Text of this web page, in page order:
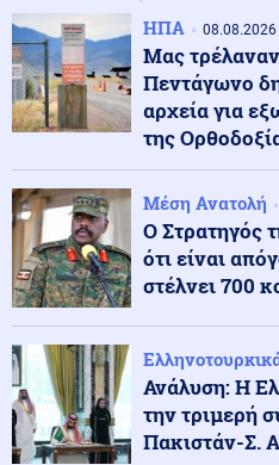
Κόσμος
Μυστήριο στο Ιράν:
δείχνει τον Χαμενεΐ
Κοινωνία 09.08.2026 -
Δεν υπάρχει όριο
Φωτιάδου...Έγινε
κοιμήθηκε με τον
κόρη της
Κοινωνία 09.08.2026 -
(upd) (βίντεο)
Κόσμος 09.08.2026 -
Wall Street Journal: Ο
ΗΠΑ 08.08.2026
Μας
Πεντάγωνο
αρχεία για
της
Μέση Ανατολή
Ο Στρατηγός
ότι είναι
στέλνει 700
Ανάλυση: Η
την τριμερή
Πακιστάν-Σ.